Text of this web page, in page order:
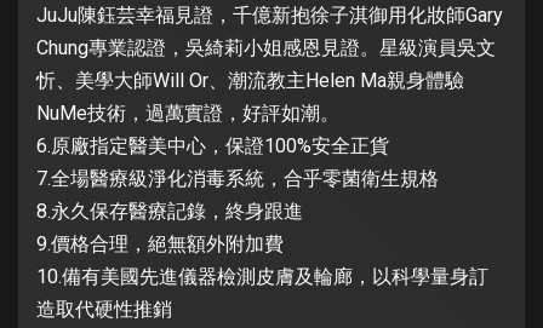
JuJu陳鈺芸幸福見證，千億新抱徐子淇御用化妝師Gary
Chung專業認證，吳綺莉小姐感恩見證。星級演員吳文
忻、美學大師Will Or、潮流教主Helen Ma親身體驗
NuMe技術，過萬實證，好評如潮。
6.原廠指定醫美中心，保證100%安全正貨
7.全場醫療級淨化消毒系統，合乎零菌衛生規格
8.永久保存醫療記錄，終身跟進
9.價格合理，絕無額外附加費
10.備有美國先進儀器檢測皮膚及輪廊，以科學量身訂
造取代硬性推銷